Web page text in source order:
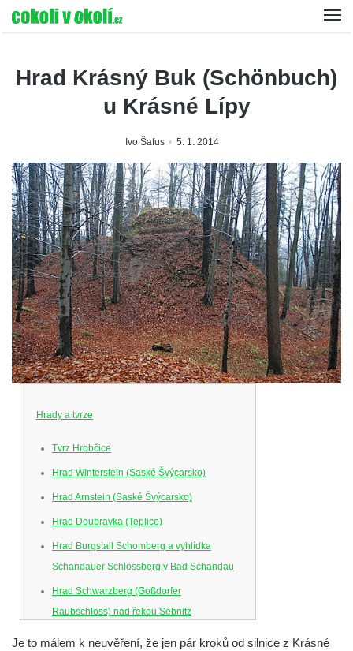
Hrad Krásný Buk (Schönbuch)
u Krásné Lípy
Ivo Šafus 5. 1. 2014
Hrady a tvrze
Tvrz Hrobčice
Hrad Winterstein (Saské Švýcarsko)
Hrad Arnstein (Saské Švýcarsko)
Hrad Doubravka (Teplice)
Hrad Burgstall Schomberg a vyhlídka
Schandauer Schlossberg v Bad Schandau
Hrad Schwarzberg (Goßdorfer
Raubschloss) nad řekou Sebnitz
Hrad Neurathen na Bastei
Je to málem k neuvěření, že jen pár kroků od silnice z Krásné